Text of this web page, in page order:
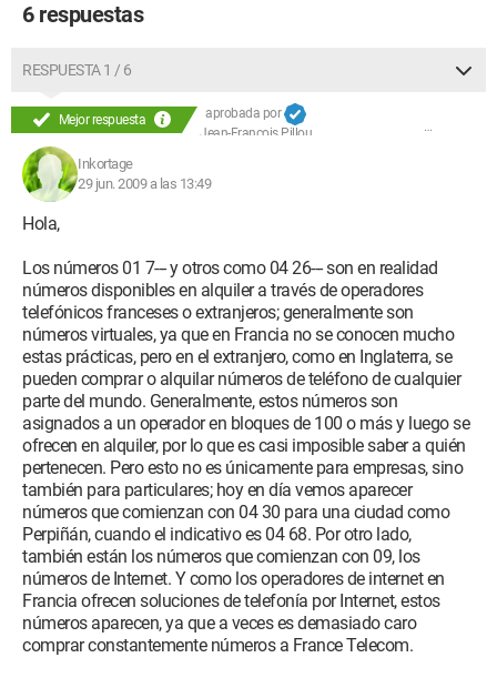
6 respuestas
RESPUESTA 1 / 6
Mejor respuesta
aprobada por
Jean-François Pillou
Inkortage
29 jun. 2009 a las 13:49
Hola,
Los números 01 7--- y otros como 04 26--- son en realidad
números disponibles en alquiler a través de operadores
telefónicos franceses o extranjeros; generalmente son
números virtuales, ya que en Francia no se conocen mucho
estas prácticas, pero en el extranjero, como en Inglaterra, se
pueden comprar o alquilar números de teléfono de cualquier
parte del mundo. Generalmente, estos números son
asignados a un operador en bloques de 100 o más y luego se
ofrecen en alquiler, por lo que es casi imposible saber a quién
pertenecen. Pero esto no es únicamente para empresas, sino
también para particulares; hoy en día vemos aparecer
números que comienzan con 04 30 para una ciudad como
Perpiñán, cuando el indicativo es 04 68. Por otro lado,
también están los números que comienzan con 09, los
números de Internet. Y como los operadores de internet en
Francia ofrecen soluciones de telefonía por Internet, estos
números aparecen, ya que a veces es demasiado caro
comprar constantemente números a France Telecom.